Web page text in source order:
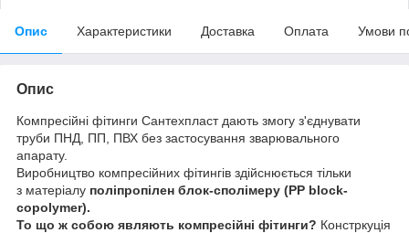
Опис Характеристики Доставка Оплата Умови
Опис
Компресійні фітинги Сантехпласт дають змогу з'єднувати
труби ПНД, ПП, ПВХ без застосування зварювального
апарату.
Виробництво компресійних фітингів здійснюється тільки
з матеріалу поліпропілен блок-сполімеру (PP block-
copolymer).
То що ж собою являють компресійні фітинги? Констркуція